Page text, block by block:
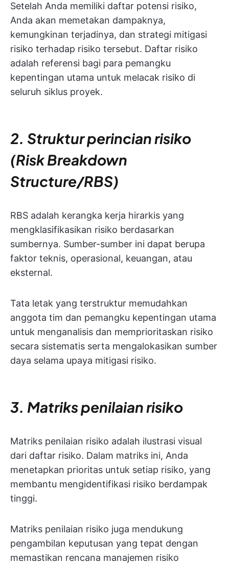
Setelah Anda memiliki daftar potensi risiko,
Anda akan memetakan dampaknya,
kemungkinan terjadinya, dan strategi mitigasi
risiko terhadap risiko tersebut. Daftar risiko
adalah referensi bagi para pemangku
kepentingan utama untuk melacak risiko di
seluruh siklus proyek.
2. Struktur perincian risiko
(Risk Breakdown
Structure/RBS)
RBS adalah kerangka kerja hirarkis yang
mengklasifikasikan risiko berdasarkan
sumbernya. Sumber-sumber ini dapat berupa
faktor teknis, operasional, keuangan, atau
eksternal.
Tata letak yang terstruktur memudahkan
anggota tim dan pemangku kepentingan utama
untuk menganalisis dan memprioritaskan risiko
secara sistematis serta mengalokasikan sumber
daya selama upaya mitigasi risiko.
3. Matriks penilaian risiko
Matriks penilaian risiko adalah ilustrasi visual
dari daftar risiko. Dalam matriks ini, Anda
menetapkan prioritas untuk setiap risiko, yang
membantu mengidentifikasi risiko berdampak
tinggi.
Matriks penilaian risiko juga mendukung
pengambilan keputusan yang tepat dengan
memastikan rencana manajemen risiko